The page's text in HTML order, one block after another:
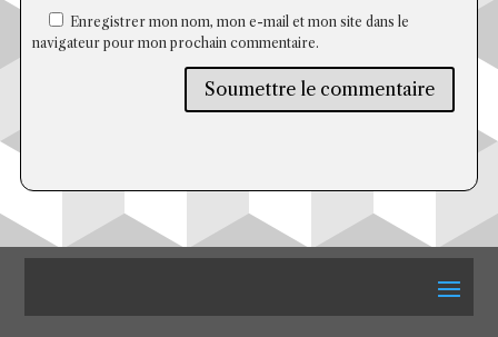
Enregistrer mon nom, mon e-mail et mon site dans le
navigateur pour mon prochain commentaire.
Soumettre le commentaire